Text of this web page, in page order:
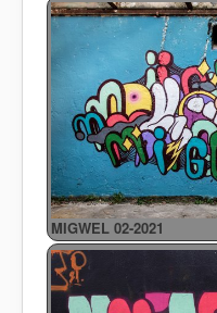
MIGWEL 02-2021